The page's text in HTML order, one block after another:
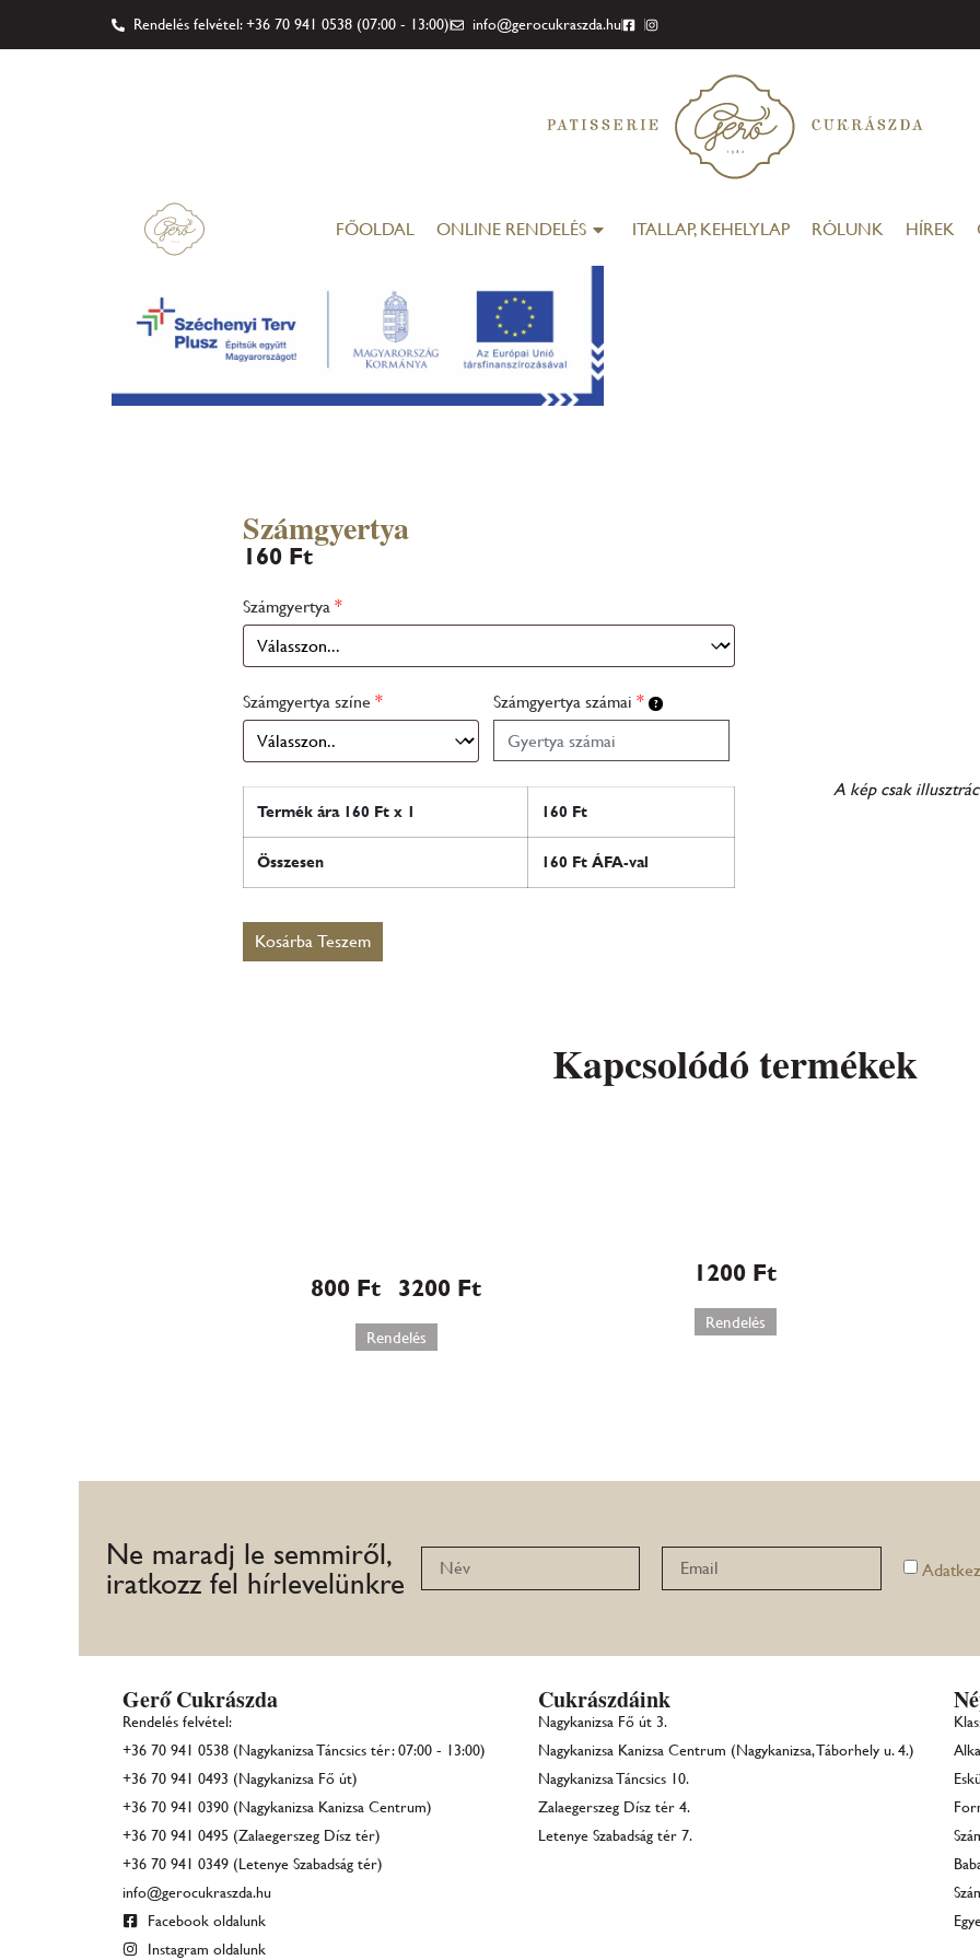
Rendelés felvétel: +36 70 941 0538 (07:00 - 13:00) info@gerocukraszda.hu
FŐOLDAL ONLINE RENDELÉS ITALLAP, KEHELYLAP RÓLUNK HÍREK
Számgyertya
160 Ft
Számgyertya *
Számgyertya színe * Számgyertya számai *
Termék ára 160 Ft x 1 160 Ft
Összesen 160 Ft ÁFA-val
Kosárba Teszem
A kép csak
Kapcsolódó termékek
800 Ft 3200 Ft
Rendelés
1200 Ft
Rendelés
Ne maradj le semmiről,
iratkozz fel hírlevelünkre
Gerő Cukrászda
Rendelés felvétel:
+36 70 941 0538 (Nagykanizsa Táncsics tér: 07:00 - 13:00)
+36 70 941 0493 (Nagykanizsa Fő út)
+36 70 941 0390 (Nagykanizsa Kanizsa Centrum)
+36 70 941 0495 (Zalaegerszeg Dísz tér)
+36 70 941 0349 (Letenye Szabadság tér)
info@gerocukraszda.hu
Facebook oldalunk
Instagram oldalunk
Cukrászdáink
Nagykanizsa Fő út 3.
Nagykanizsa Kanizsa Centrum (Nagykanizsa, Táborhely u. 4.)
Nagykanizsa Táncsics 10.
Zalaegerszeg Dísz tér 4.
Letenye Szabadság tér 7.